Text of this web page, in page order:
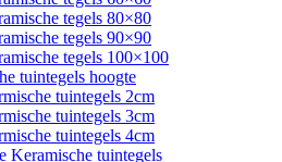
tegels 80×80
tegels 90×90
tegels 100×100
tuintegels hoogte
tuintegels 2cm
tuintegels 3cm
tuintegels 4cm
Keramische tuintegels